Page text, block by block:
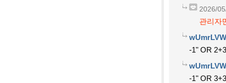
2026/
관리자
-1" OR
-1" OR